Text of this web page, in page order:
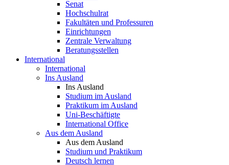
Senat
Hochschulrat
Fakultäten und Professuren
Einrichtungen
Zentrale Verwaltung
Beratungsstellen
International
International
Ins Ausland
Ins Ausland
Studium im Ausland
Praktikum im Ausland
Uni-Beschäftigte
International Office
Aus dem Ausland
Aus dem Ausland
Studium und Praktikum
Deutsch lernen